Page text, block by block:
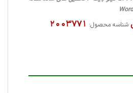
شناسه محصول: 2003771